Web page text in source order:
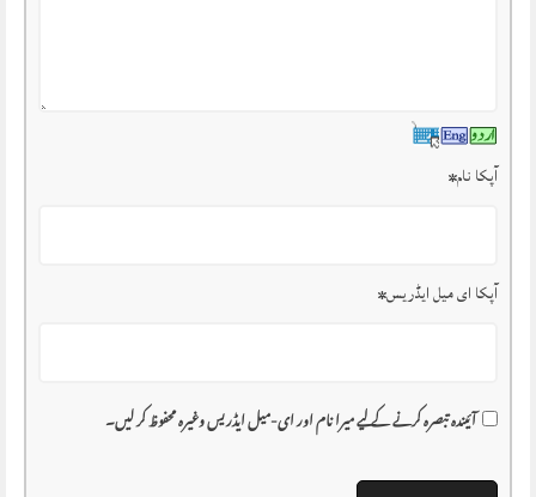
آپکا نام*
آپکا ای میل ایڈریس*
آئیندہ تبصرہ کرنے کے لیے میرا نام اور ای-میل ایڈریس وغیرہ محفوظ کر لیں۔